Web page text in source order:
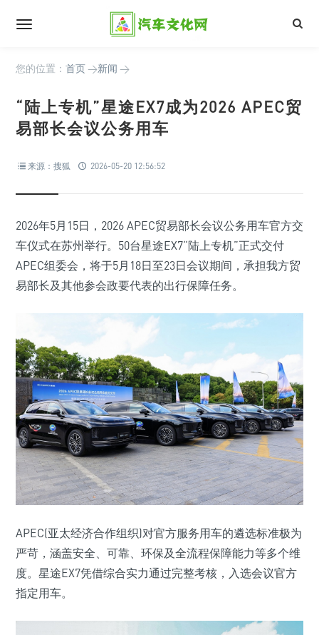
您的位置： 首页 >新闻 >
“陆上专机”星途EX7成为2026 APEC贸
易部长会议公务用车
来源：搜狐 2026-05-20 12:56:52
2026年5月15日，2026 APEC贸易部长会议公务用车官方交
车仪式在苏州举行。50台星途EX7“陆上专机”正式交付
APEC组委会，将于5月18日至23日会议期间，承担我方贸
易部长及其他参会政要代表的出行保障任务。
APEC(亚太经济合作组织)对官方服务用车的遴选标准极为
严苛，涵盖安全、可靠、环保及全流程保障能力等多个维
度。星途EX7凭借综合实力通过完整考核，入选会议官方
指定用车。